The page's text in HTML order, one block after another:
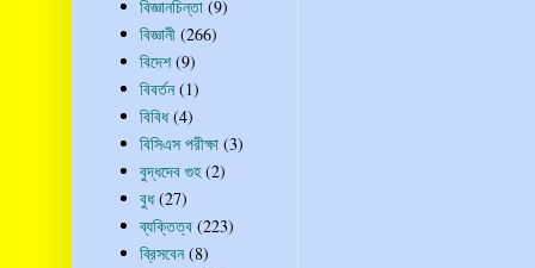
বিজ্ঞানচিন্তা (9)
বিজ্ঞানী (266)
বিদেশ (9)
বিবর্তন (1)
বিবিধ (4)
বিসিএস পরীক্ষা (3)
বুদ্ধদেব গুহ (2)
বুধ (27)
ব্যক্তিত্ব (223)
ব্রিসবেন (8)